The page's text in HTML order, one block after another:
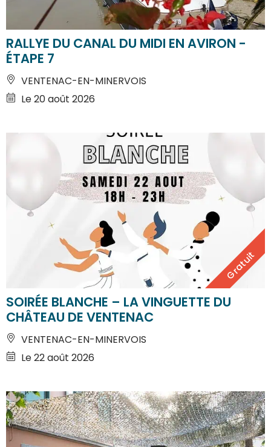
RALLYE DU CANAL DU MIDI EN AVIRON -
ÉTAPE 7
VENTENAC-EN-MINERVOIS
Le 20 août 2026
Gratuit
SOIRÉE BLANCHE – LA VINGUETTE DU
CHÂTEAU DE VENTENAC
VENTENAC-EN-MINERVOIS
Le 22 août 2026